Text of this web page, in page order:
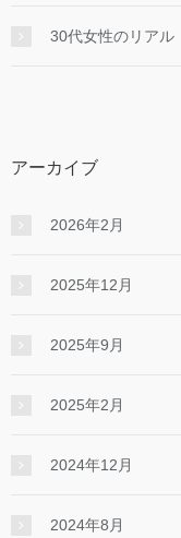
30代女性のリアル
アーカイブ
2026年2月
2025年12月
2025年9月
2025年2月
2024年12月
2024年8月